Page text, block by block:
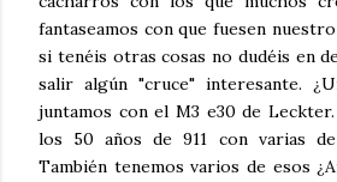
fantaseamos con que fuesen
si tenéis otras cosas no dudéis en
salir algún "cruce" interesante.
juntamos con el M3 e30 de
los 50 años de 911 con varias de
También tenemos varios de esos